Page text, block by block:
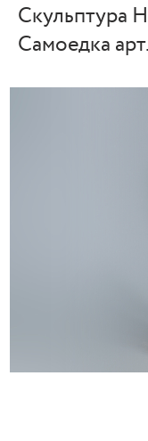
Скульптура
Самоедка